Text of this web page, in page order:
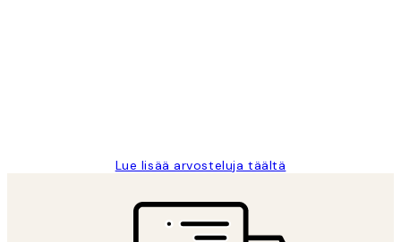
Lue lisää arvosteluja täältä